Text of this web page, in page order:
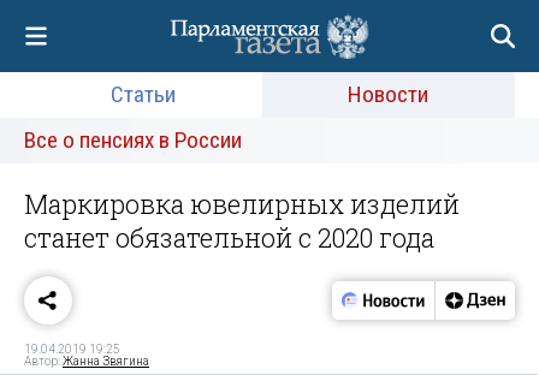
Статьи
Новости
Все о пенсиях в России
Маркировка ювелирных изделий
станет обязательной с 2020 года
19.04.2019 19:25
Автор:Жанна Звягина